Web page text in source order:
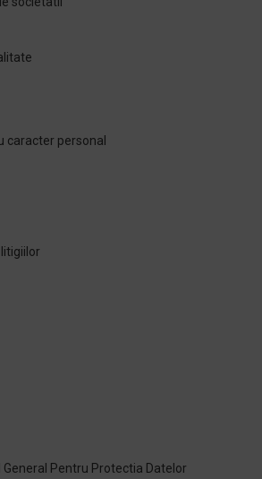
caracter personal
General Pentru Protectia Datelor